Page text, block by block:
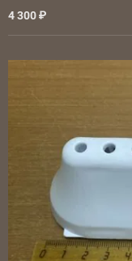
4 300